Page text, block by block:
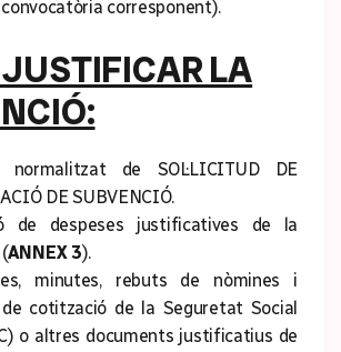
corresponent).
LA
de SOL·LICITUD DE
DE SUBVENCIÓ.
de despeses justificatives de la
ANNEX 3).
minutes, rebuts de nòmines i
cotització de la Seguretat Social
o altres documents justificatius de